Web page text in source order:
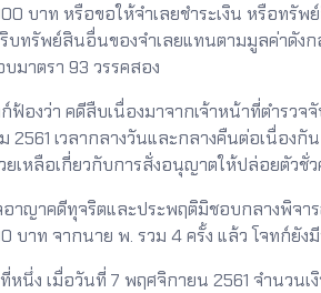
บาท หรือขอให้จำเลยชำระเงิน หรือทรั
บทรัพย์สินอื่นของจำเลยแทนตามมูลค่าดัง
มาตรา 93 วรรคสอง
ว่า คดีสืบเนื่องมาจากเจ้าหน้าที่ตำรวจจับ
2561 เวลากลางวันและกลางคืนต่อเนื่อ
ยเหลือเกี่ยวกับการสั่งอนุญาตให้ปล่อยตัวชั่
คดีทุจริตและประพฤติมิชอบกลางพิจารณ
บาท จากนาย พ. รวม 4 ครั้ง แล้ว โจทก์ยั
เมื่อวันที่ 7 พฤศจิกายน 2561 จำนวนเงิน